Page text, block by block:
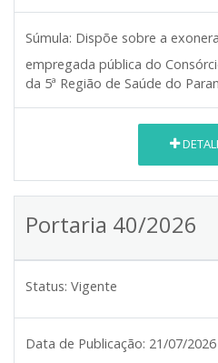
Súmula: Dispõe sobre a
empregada pública do
da 5ª Região de Saúde do
Portaria 40/2026
Status: Vigente
Data de Publicação: 21/07/2026